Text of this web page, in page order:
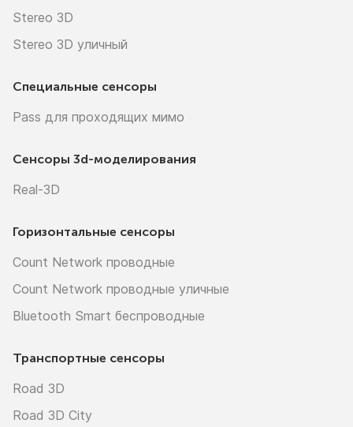
Stereo 3D
Stereo 3D уличный
Специальные сенсоры
Pass для проходящих мимо
Сенсоры 3d-моделирования
Real-3D
Горизонтальные сенсоры
Count Network проводные
Count Network проводные уличные
Bluetooth Smart беспроводные
Транспортные сенсоры
Road 3D
Road 3D City